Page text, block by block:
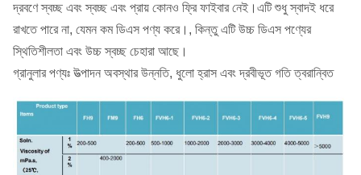
দ্রবণে স্বচ্ছ এবং স্বচ্ছ এবং প্রায় কোনও ফ্রি ফাইবার নেই।এটি শুধু স্বাদই ধরে
রাখতে পারে না, যেমন কম ডিএস পণ্য করে।, কিন্তু এটি উচ্চ ডিএস পণ্যের
স্থিতিশীলতা এবং উচ্চ স্বচ্ছ চেহারা আছে।
গ্রানুলার পণ্যঃ উত্পাদন অবস্থার উন্নতি, ধুলো হ্রাস এবং দ্রবীভূত গতি ত্বরান্বিত